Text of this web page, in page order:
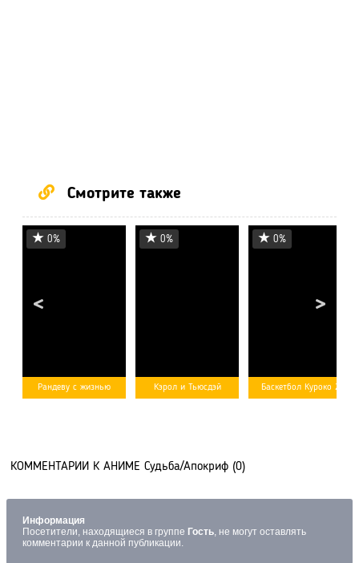
Смотрите также
[rating-type-3]
0%
type-3]
Рандеву с жизнью [rating-type-3]
0%
[/rating-
type-3]
Кэрол и Тьюсдэй [rating-type-3]
0%
[/rating-
type-3]
Баскетбол Куроко 2
КОММЕНТАРИИ К АНИМЕ Судьба/Апокриф (0)
Информация
Посетители, находящиеся в группе Гость, не могут оставлять
комментарии к данной публикации.